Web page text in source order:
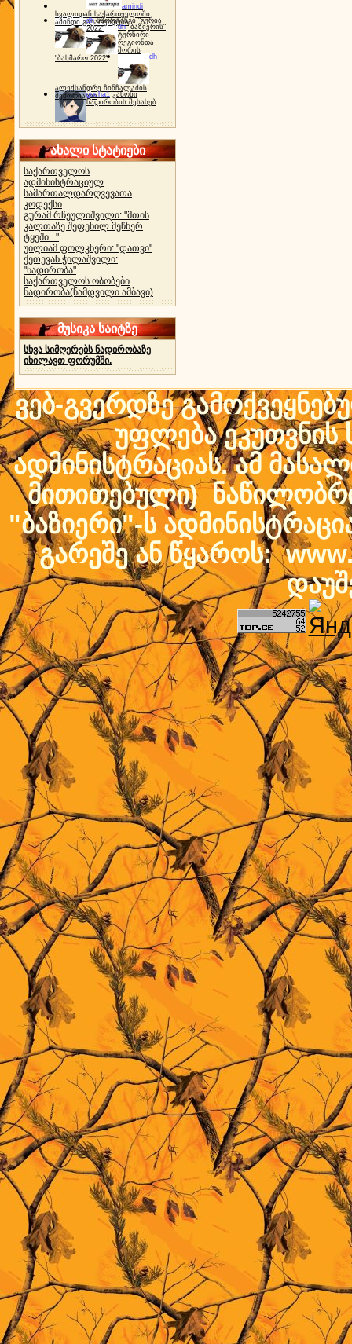
amindi
ხვალიდან საქართველოში
ამინდი გაუარესდება
dh სპორტინგი "გურია
2022"
dh "ბაზიერის"
ტურნირი
რეგიონთა
შორის
"ბახმარო 2022"
dh
ალექსანდრე ჩინჩალაძის
მემორიალიgocha1 კანონი
ნადირობის შესახებ
ახალი სტატიები
საქართველოს
ადმინისტრაციულ
სამართალდარღვევათა
კოდექსი
გურამ რჩეულიშვილი: "მთის
კალთაზე შეფენილ მეჩხერ
ტყეში..."
უილიამ ფოლკნერი: "დათვი"
ქეთევან ჭილაშვილი:
"ნადირობა"
საქართველოს ობობები
ნადირობა(ნამდვილი ამბავი)
მუსიკა საიტზე
სხვა სიმღერებს ნადირობაზე
იხილავთ ფორუმში.
ვებ-გვერდზე
უფლება ეკუთვნის
ადმინისტრაციას. ამ
მითითებული)
"ბაზიერი"-ს
გარეშე ან წყაროს: